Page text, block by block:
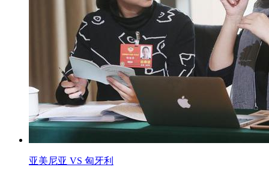
亚美尼亚 VS 匈牙利